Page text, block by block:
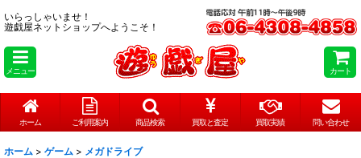
いらっしゃいませ！
遊戯屋ネットショップへようこそ！
メニュー カート
ホーム ご利用案内 商品検索 買取と査定 買取実績 問い合わせ
ホーム > ゲーム > メガドライブ